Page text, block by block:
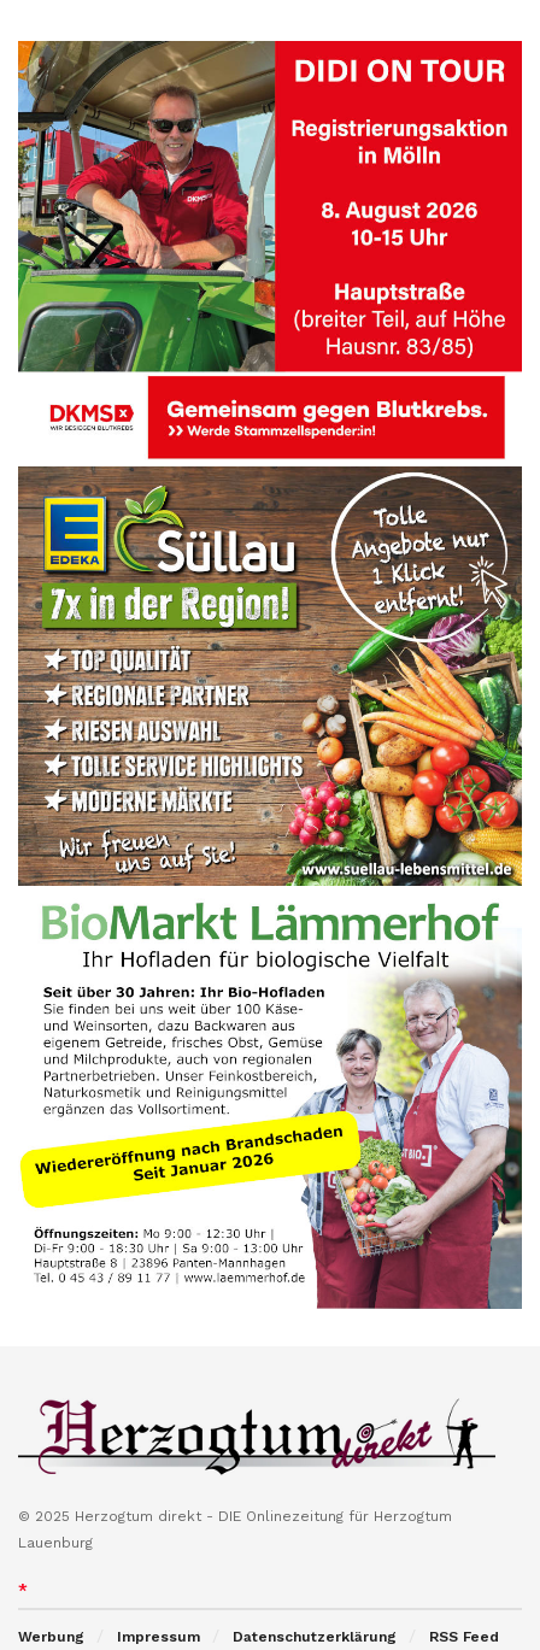
© 2025 Herzogtum direkt - DIE Onlinezeitung für Herzogtum
Lauenburg
*
Werbung Impressum Datenschutzerklärung RSS Feed